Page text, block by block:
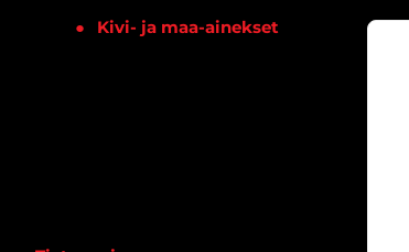
Kivi- ja maa-ainekset